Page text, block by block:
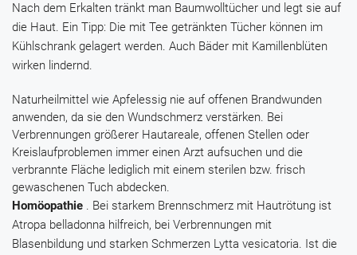
Nach dem Erkalten tränkt man Baumwolltücher und legt sie auf
die Haut. Ein Tipp: Die mit Tee getränkten Tücher können im
Kühlschrank gelagert werden. Auch Bäder mit Kamillenblüten
wirken lindernd.
Naturheilmittel wie Apfelessig nie auf offenen Brandwunden
anwenden, da sie den Wundschmerz verstärken. Bei
Verbrennungen größerer Hautareale, offenen Stellen oder
Kreislaufproblemen immer einen Arzt aufsuchen und die
verbrannte Fläche lediglich mit einem sterilen bzw. frisch
gewaschenen Tuch abdecken.
Homöopathie . Bei starkem Brennschmerz mit Hautrötung ist
Atropa belladonna hilfreich, bei Verbrennungen mit
Blasenbildung und starken Schmerzen Lytta vesicatoria. Ist die